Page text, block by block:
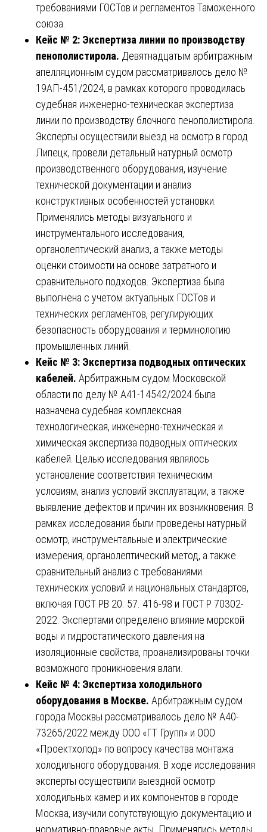
требованиями ГОСТов и регламентов Таможенного
союза.
Кейс № 2: Экспертиза линии по производству
пенополистирола. Девятнадцатым арбитражным
апелляционным судом рассматривалось дело №
19АП-451/2024, в рамках которого проводилась
судебная инженерно-техническая экспертиза
линии по производству блочного пенополистирола.
Эксперты осуществили выезд на осмотр в город
Липецк, провели детальный натурный осмотр
производственного оборудования, изучение
технической документации и анализ
конструктивных особенностей установки.
Применялись методы визуального и
инструментального исследования,
органолептический анализ, а также методы
оценки стоимости на основе затратного и
сравнительного подходов. Экспертиза была
выполнена с учетом актуальных ГОСТов и
технических регламентов, регулирующих
безопасность оборудования и терминологию
промышленных линий.
Кейс № 3: Экспертиза подводных оптических
кабелей. Арбитражным судом Московской
области по делу № А41-14542/2024 была
назначена судебная комплексная
технологическая, инженерно-техническая и
химическая экспертиза подводных оптических
кабелей. Целью исследования являлось
установление соответствия техническим
условиям, анализ условий эксплуатации, а также
выявление дефектов и причин их возникновения. В
рамках исследования были проведены натурный
осмотр, инструментальные и электрические
измерения, органолептический метод, а также
сравнительный анализ с требованиями
технических условий и национальных стандартов,
включая ГОСТ РВ 20. 57. 416-98 и ГОСТ Р 70302-
2022. Экспертами определено влияние морской
воды и гидростатического давления на
изоляционные свойства, проанализированы точки
возможного проникновения влаги.
Кейс № 4: Экспертиза холодильного
оборудования в Москве. Арбитражным судом
города Москвы рассматривалось дело № А40-
73265/2022 между ООО «ГТ Групп» и ООО
«Проектхолод» по вопросу качества монтажа
холодильного оборудования. В ходе исследования
эксперты осуществили выездной осмотр
холодильных камер и их компонентов в городе
Москва, изучили сопутствующую документацию и
нормативно-правовые акты. Применялись методы